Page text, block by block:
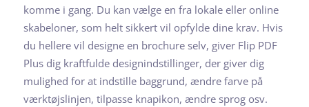
komme i gang. Du kan vælge en fra lokale eller online
skabeloner, som helt sikkert vil opfylde dine krav. Hvis
du hellere vil designe en brochure selv, giver Flip PDF
Plus dig kraftfulde designindstillinger, der giver dig
mulighed for at indstille baggrund, ændre farve på
værktøjslinjen, tilpasse knapikon, ændre sprog osv.